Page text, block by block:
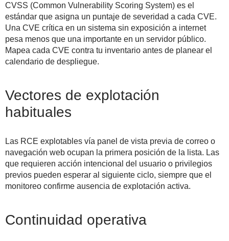
CVSS (Common Vulnerability Scoring System) es el
estándar que asigna un puntaje de severidad a cada CVE.
Una CVE crítica en un sistema sin exposición a internet
pesa menos que una importante en un servidor público.
Mapea cada CVE contra tu inventario antes de planear el
calendario de despliegue.
Vectores de explotación
habituales
Las RCE explotables vía panel de vista previa de correo o
navegación web ocupan la primera posición de la lista. Las
que requieren acción intencional del usuario o privilegios
previos pueden esperar al siguiente ciclo, siempre que el
monitoreo confirme ausencia de explotación activa.
Continuidad operativa